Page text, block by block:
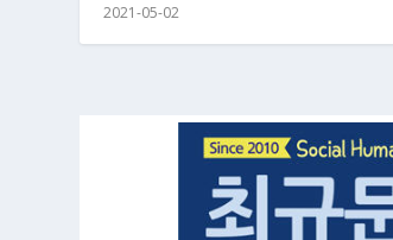
2021-05-02